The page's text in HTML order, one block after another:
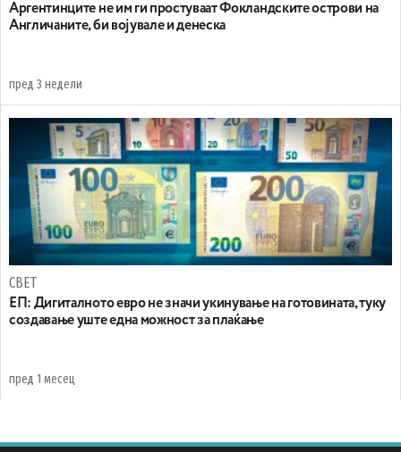
Аргентинците не им ги простуваат Фокландските острови на
Англичаните, би војувале и денеска
пред 3 недели
СВЕТ
ЕП: Дигиталното евро не значи укинување на готовината, туку
создавање уште една можност за плаќање
пред 1 месец